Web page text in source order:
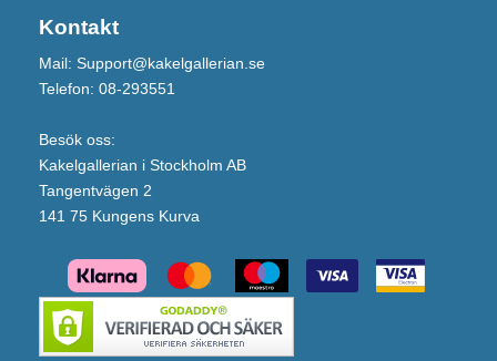
Kontakt
Mail: Support@kakelgallerian.se
Telefon: 08-293551
Besök oss:
Kakelgallerian i Stockholm AB
Tangentvägen 2
141 75 Kungens Kurva